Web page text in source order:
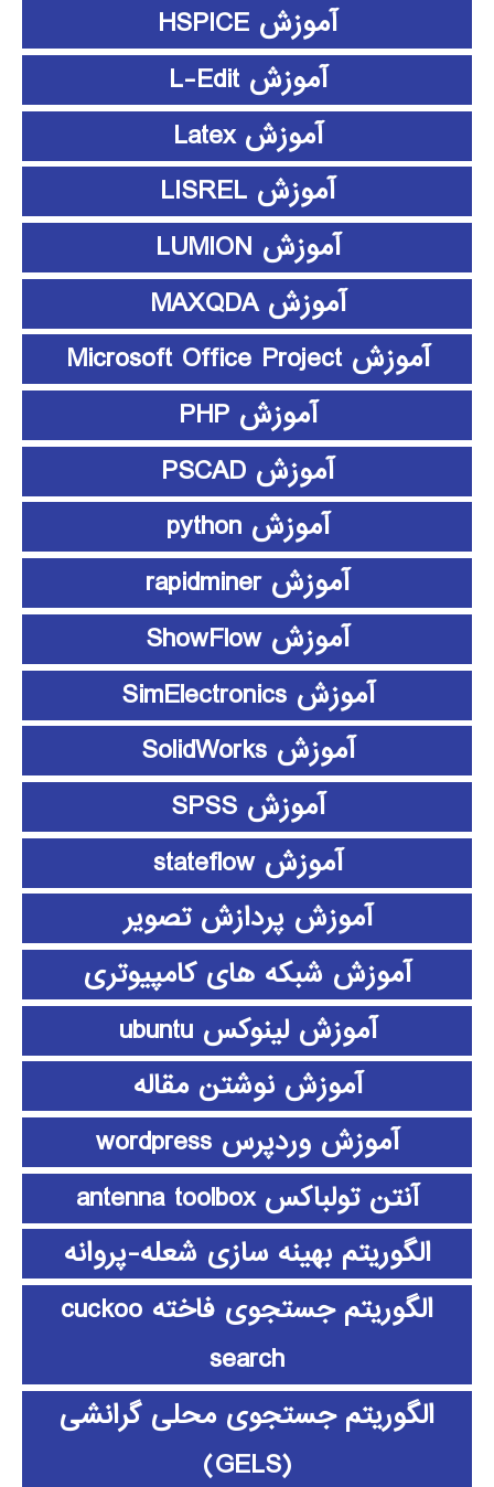
آموزش HSPICE
آموزش L-Edit
آموزش Latex
آموزش LISREL
آموزش LUMION
آموزش MAXQDA
آموزش Microsoft Office Project
آموزش PHP
آموزش PSCAD
آموزش python
آموزش rapidminer
آموزش ShowFlow
آموزش SimElectronics
آموزش SolidWorks
آموزش SPSS
آموزش stateflow
آموزش پردازش تصویر
آموزش شبکه های کامپیوتری
آموزش لینوکس ubuntu
آموزش نوشتن مقاله
آموزش وردپرس wordpress
آنتن تولباکس antenna toolbox
الگوریتم بهینه سازی شعله-پروانه
الگوریتم جستجوی فاخته cuckoo
search
الگوریتم جستجوی محلی گرانشی
(GELS)